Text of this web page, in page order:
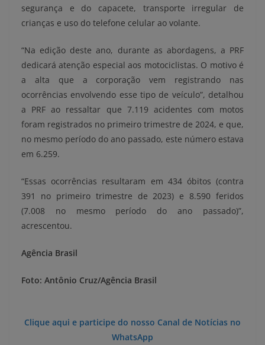
segurança e do capacete, transporte irregular de
crianças e uso do telefone celular ao volante.
“Na edição deste ano, durante as abordagens, a PRF
dedicará atenção especial aos motociclistas. O motivo é
a alta que a corporação vem registrando nas
ocorrências envolvendo esse tipo de veículo”, detalhou
a PRF ao ressaltar que 7.119 acidentes com motos
foram registrados no primeiro trimestre de 2024, e que,
no mesmo período do ano passado, este número estava
em 6.259.
“Essas ocorrências resultaram em 434 óbitos (contra
391 no primeiro trimestre de 2023) e 8.590 feridos
(7.008 no mesmo período do ano passado)”,
acrescentou.
Agência Brasil
Foto: Antônio Cruz/Agência Brasil
Clique aqui e participe do nosso Canal de Notícias no
WhatsApp